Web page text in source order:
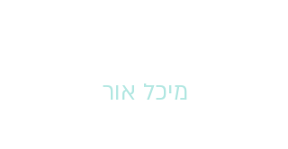
מיכל אור